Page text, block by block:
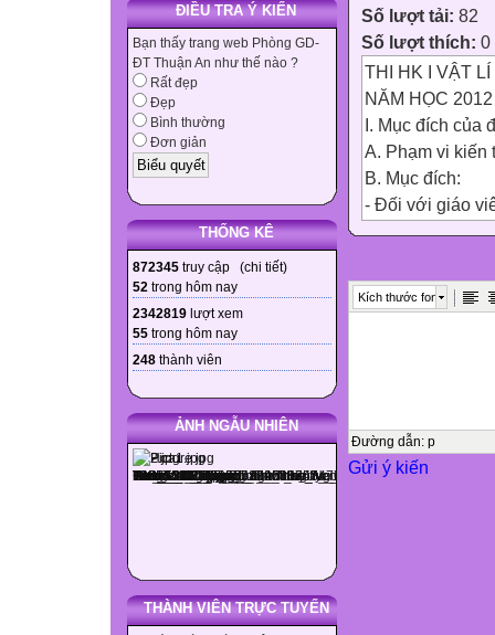
ĐIỀU TRA Ý KIẾN
Bạn thấy trang web Phòng GD-
ĐT Thuận An như thế nào ?
Rất đẹp
Đẹp
Bình thường
Đơn giản
THỐNG KÊ
872345 truy cập (chi tiết)
52 trong hôm nay
2342819 lượt xem
55 trong hôm nay
248 thành viên
ẢNH NGẪU NHIÊN
THÀNH VIÊN TRỰC TUYẾN
Số lượt tải: 82
Số lượt thích: 0
THI HK I VẬT LÍ
NĂM HỌC
I. Mục đích của
A. Phạm vi kiến
B. Mục đích:
- Đối với giáo
viên.
học sinh.
1. Phần bổ trợ
Kích thước font
Đường dẫn: p
Gửi ý kiến